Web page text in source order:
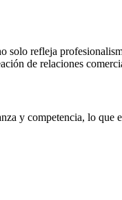
solo refleja
de relaciones
y competencia, lo que